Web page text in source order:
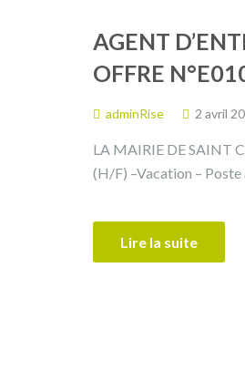
AGENT
OFFRE
adminRise 2 avril
LA MAIRIE DE SAINT
(H/F) –Vacation –
Lire la suite